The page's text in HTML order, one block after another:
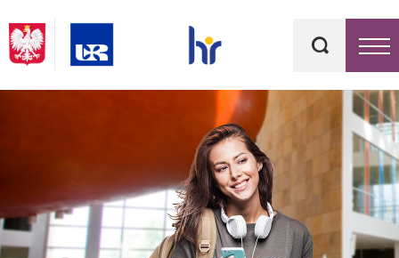
kluczowe